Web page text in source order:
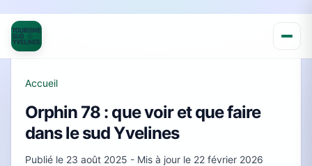
Accueil
Orphin 78 : que voir et que faire
dans le sud Yvelines
Publié le 23 août 2025 - Mis à jour le 22 février 2026